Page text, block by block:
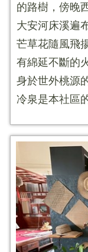
的路樹，傍晚
大安河床溪遍
芒草花隨風飛
有綿延不斷的
身於世外桃源
冷泉是本社區